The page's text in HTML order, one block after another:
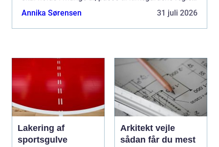
og samtidig afspejle den person, der er gået bort.
Annika Sørensen 31 juli 2026
Lakering af
sportsgulve
Arkitekt vejle
sådan får du mest